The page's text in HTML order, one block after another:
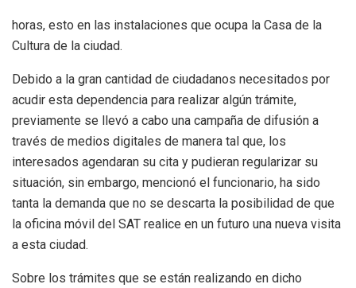
horas, esto en las instalaciones que ocupa la Casa de la
Cultura de la ciudad.
Debido a la gran cantidad de ciudadanos necesitados por
acudir esta dependencia para realizar algún trámite,
previamente se llevó a cabo una campaña de difusión a
través de medios digitales de manera tal que, los
interesados agendaran su cita y pudieran regularizar su
situación, sin embargo, mencionó el funcionario, ha sido
tanta la demanda que no se descarta la posibilidad de que
la oficina móvil del SAT realice en un futuro una nueva visita
a esta ciudad.
Sobre los trámites que se están realizando en dicho